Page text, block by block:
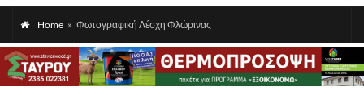
Home » Φωτογραφική Λέσχη Φλώρινας